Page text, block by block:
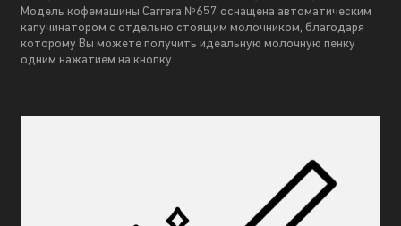
Модель кофемашины Carrera №657 оснащена автоматическим
капучинатором с отдельно стоящим молочником, благодаря
которому Вы можете получить идеальную молочную пенку
одним нажатием на кнопку.